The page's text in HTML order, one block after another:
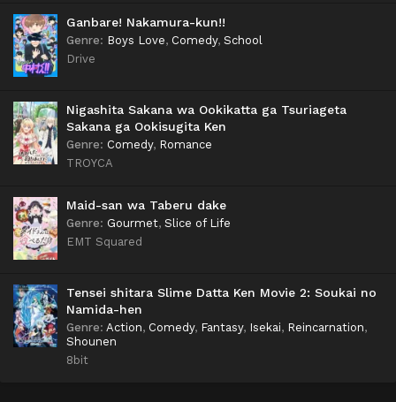
Ganbare! Nakamura-kun!!
Genre: Boys Love, Comedy, School
Drive
Nigashita Sakana wa Ookikatta ga Tsuriageta
Sakana ga Ookisugita Ken
Genre: Comedy, Romance
TROYCA
Maid-san wa Taberu dake
Genre: Gourmet, Slice of Life
EMT Squared
Tensei shitara Slime Datta Ken Movie 2: Soukai no
Namida-hen
Genre: Action, Comedy, Fantasy, Isekai, Reincarnation,
Shounen
8bit